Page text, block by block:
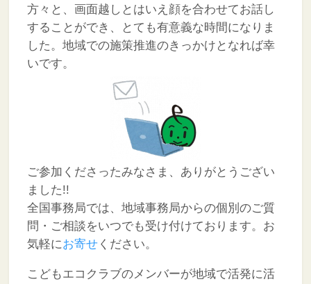
方々と、画面越しとはいえ顔を合わせてお話し
することができ、とても有意義な時間になりま
した。地域での施策推進のきっかけとなれば幸
いです。
ご参加くださったみなさま、ありがとうござい
ました!!
全国事務局では、地域事務局からの個別のご質
問・ご相談をいつでも受け付けております。お
気軽にお寄せください。
こどもエコクラブのメンバーが地域で活発に活